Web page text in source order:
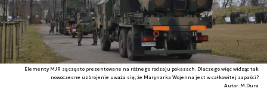
Elementy MJR są często prezentowane na różnego rodzaju pokazach. Dlaczego więc widząc tak
nowoczesne uzbrojenie uważa się, że Marynarka Wojenna jest w całkowitej zapaści?
Autor. M.Dura